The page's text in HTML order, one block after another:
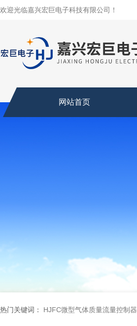
欢迎光临嘉兴宏巨电子科技有限公司！
网站首页
热门关键词： HJFC微型气体质量流量控制器